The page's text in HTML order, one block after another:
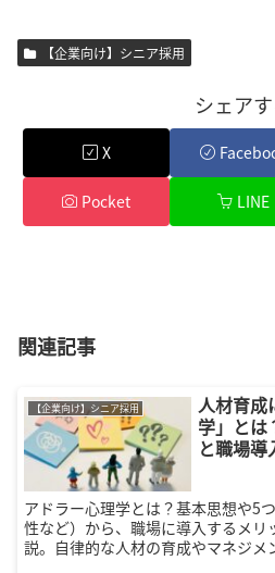
【企業向け】シニア採用
シェア
X
Pocket LINE
関連記事
【企業向け】シニア採用
人材育成
学」とは
と職場導
アドラー心理学とは？基本思想や5
性など）から、職場に導入するメリ
説。自律的な人材の育成やマネジメ